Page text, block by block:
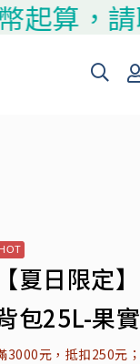
，請聯
【夏日限定
包25L-果
3000元，抵扣250元